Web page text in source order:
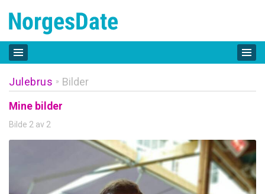
Julebrus » Bilder
Mine bilder
Bilde 2 av 2